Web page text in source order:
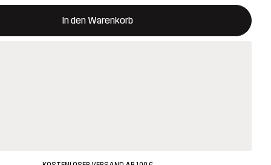
In den Warenkorb
ein Fenster und legt den neuen Artikel in den Warenkorb.